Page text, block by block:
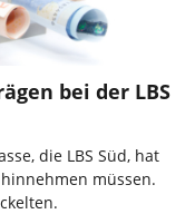
bei der LBS
die LBS Süd, hat
müssen.